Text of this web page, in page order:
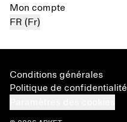
Mon compte
FR (Fr)
Conditions générales
Politique de confidentialité